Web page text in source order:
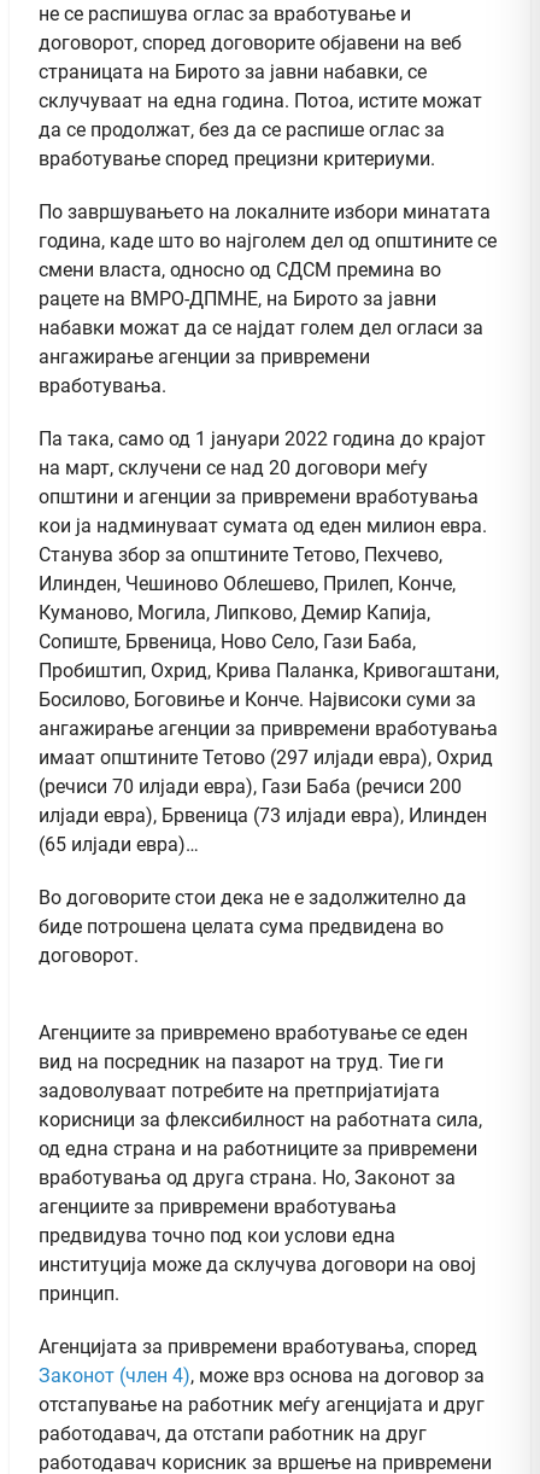
не се распишува оглас за вработување и
договорот, според договорите објавени на веб
страницата на Бирото за јавни набавки, се
склучуваат на една година. Потоа, истите можат
да се продолжат, без да се распише оглас за
вработување според прецизни критериуми.
По завршувањето на локалните избори минатата
година, каде што во најголем дел од општините се
смени власта, односно од СДСМ премина во
рацете на ВМРО-ДПМНЕ, на Бирото за јавни
набавки можат да се најдат голем дел огласи за
ангажирање агенции за привремени
вработувања.
Па така, само од 1 јануари 2022 година до крајот
на март, склучени се над 20 договори меѓу
општини и агенции за привремени вработувања
кои ја надминуваат сумата од еден милион евра.
Станува збор за општините Тетово, Пехчево,
Илинден, Чешиново Облешево, Прилеп, Конче,
Куманово, Могила, Липково, Демир Капија,
Сопиште, Брвеница, Ново Село, Гази Баба,
Пробиштип, Охрид, Крива Паланка, Кривогаштани,
Босилово, Боговиње и Конче. Највисоки суми за
ангажирање агенции за привремени вработувања
имаат општините Тетово (297 илјади евра), Охрид
(речиси 70 илјади евра), Гази Баба (речиси 200
илјади евра), Брвеница (73 илјади евра), Илинден
(65 илјади евра)…
Во договорите стои дека не е задолжително да
биде потрошена целата сума предвидена во
договорот.
Агенциите за привремено вработување се еден
вид на посредник на пазарот на труд. Тие ги
задоволуваат потребите на претпријатијата
корисници за флексибилност на работната сила,
од една страна и на работниците за привремени
вработувања од друга страна. Но, Законот за
агенциите за привремени вработувања
предвидува точно под кои услови една
институција може да склучува договори на овој
принцип.
Агенцијата за привремени вработувања, според
Законот (член 4), може врз основа на договор за
отстапување на работник меѓу агенцијата и друг
работодавач, да отстапи работник на друг
работодавач корисник за вршење на привремени